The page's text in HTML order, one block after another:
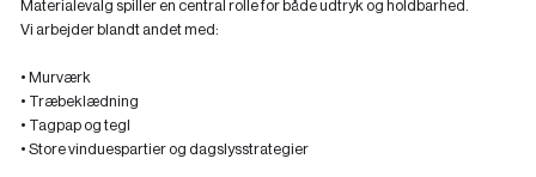
Materialevalg spiller en central rolle for både udtryk og holdbarhed.
Vi arbejder blandt andet med:
• Murværk
• Træbeklædning
• Tagpap og tegl
• Store vinduespartier og dagslysstrategier